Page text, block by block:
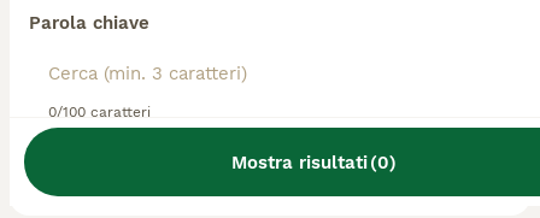
Parola chiave
0/100 caratteri
Mostra risultati(0)
Abbiamo trovato 0 Allevamento di Fox
Terrier, Afragola.